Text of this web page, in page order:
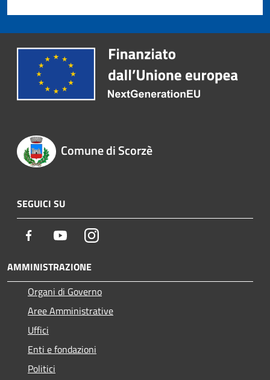
Comune di Scorzè
SEGUICI SU
Facebook YoutubeInstagram
AMMINISTRAZIONE
Organi di Governo
Aree Amministrative
Uffici
Enti e fondazioni
Politici